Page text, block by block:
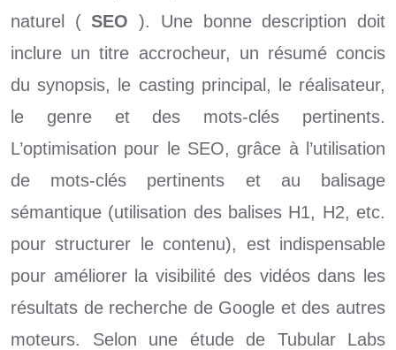
naturel (SEO). Une bonne description doit
inclure un titre accrocheur, un résumé concis
du synopsis, le casting principal, le réalisateur,
le genre et des mots-clés pertinents.
L’optimisation pour le SEO, grâce à l’utilisation
de mots-clés pertinents et au balisage
sémantique (utilisation des balises H1, H2, etc.
pour structurer le contenu), est indispensable
pour améliorer la visibilité des vidéos dans les
résultats de recherche de Google et des autres
moteurs. Selon une étude de Tubular Labs